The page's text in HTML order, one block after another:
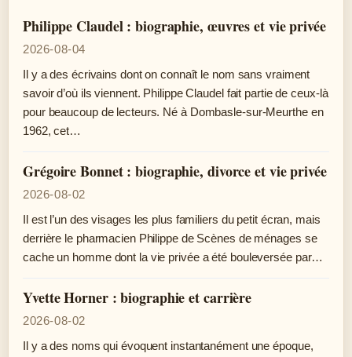
Philippe Claudel : biographie, œuvres et vie privée
2026-08-04
Il y a des écrivains dont on connaît le nom sans vraiment
savoir d’où ils viennent. Philippe Claudel fait partie de ceux-là
pour beaucoup de lecteurs. Né à Dombasle-sur-Meurthe en
1962, cet…
Grégoire Bonnet : biographie, divorce et vie privée
2026-08-02
Il est l’un des visages les plus familiers du petit écran, mais
derrière le pharmacien Philippe de Scènes de ménages se
cache un homme dont la vie privée a été bouleversée par…
Yvette Horner : biographie et carrière
2026-08-02
Il y a des noms qui évoquent instantanément une époque,